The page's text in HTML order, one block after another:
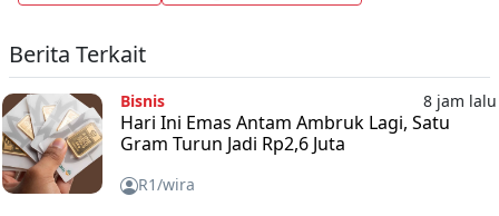
Berita Terkait
Bisnis 8 jam lalu
Hari Ini Emas Antam Ambruk Lagi, Satu
Gram Turun Jadi Rp2,6 Juta
R1/wira